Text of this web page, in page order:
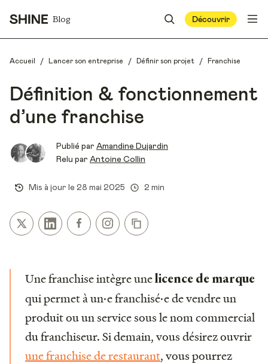
Blog Découvrir
Accueil / Lancer son entreprise / Définir son projet / Franchise
Définition & fonctionnement
d’une franchise
Publié par Amandine Dujardin
Relu par Antoine Collin
Mis à jour le 28 mai 2025 2 min
Une franchise intègre unelicence de marque
qui permet à un·e franchisé·e de vendre un
produit ou un service sous le nom commercial
du franchiseur. Si demain, vous désirez ouvrir
une franchise de restaurant, vous pourrez